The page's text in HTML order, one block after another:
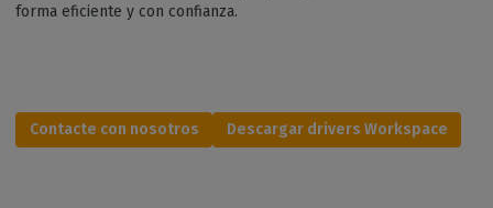
forma eficiente y con confianza.
Contacte con nosotros Descargar drivers Workspace